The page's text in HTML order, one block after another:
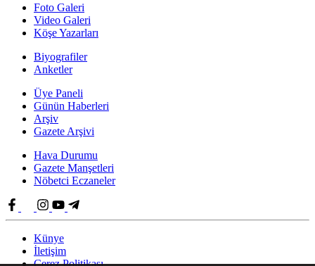
Foto Galeri
Video Galeri
Köşe Yazarları
Biyografiler
Anketler
Üye Paneli
Günün Haberleri
Arşiv
Gazete Arşivi
Hava Durumu
Gazete Manşetleri
Nöbetci Eczaneler
Künye
İletişim
Çerez Politikası